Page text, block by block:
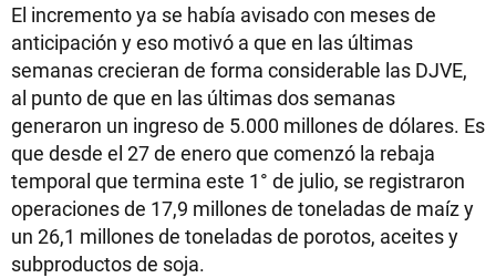
El incremento ya se había avisado con meses de
anticipación y eso motivó a que en las últimas
semanas crecieran de forma considerable las DJVE,
al punto de que en las últimas dos semanas
generaron un ingreso de 5.000 millones de dólares. Es
que desde el 27 de enero que comenzó la rebaja
temporal que termina este 1° de julio, se registraron
operaciones de 17,9 millones de toneladas de maíz y
un 26,1 millones de toneladas de porotos, aceites y
subproductos de soja.